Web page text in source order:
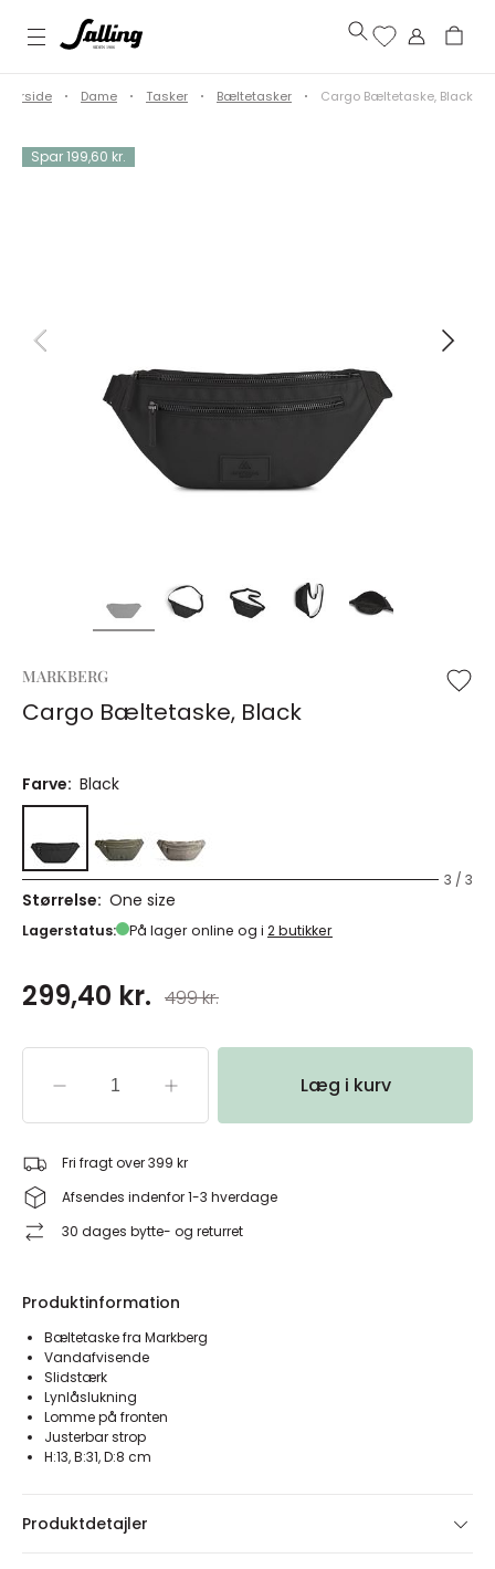
Forside Dame Tasker Bæltetasker Cargo Bæltetaske, Black
Spar 199,60 kr.
MARKBERG
Cargo Bæltetaske, Black
Farve: Black
3 / 3
Størrelse: One size
Lagerstatus: På lager online og i 2 butikker
299,40 kr. 499 kr.
Læg i kurv
Fri fragt over 399 kr
Afsendes indenfor 1-3 hverdage
30 dages bytte- og returret
Produktinformation
Bæltetaske fra Markberg
Vandafvisende
Slidstærk
Lynlåslukning
Lomme på fronten
Justerbar strop
H:13, B:31, D:8 cm
Produktdetajler